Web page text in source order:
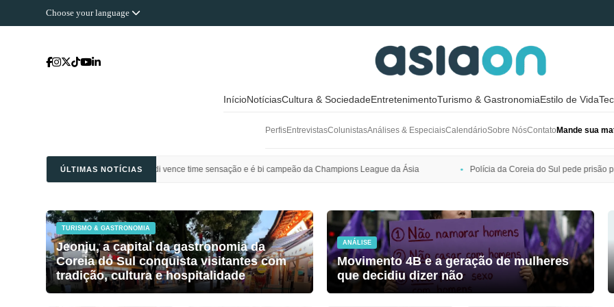
Choose your language
InícioNotíciasCultura & SociedadeEntretenimentoTurismo & GastronomiaEstilo de Vida
PerfisEntrevistasColunistasAnálises & EspeciaisCalendárioSobre NósContato Mande sua
ÚLTIMAS NOTÍCIAS
Al Ahli Saudi vence time sensação e é bi campeão da Champions League da Ásia Polícia da Coreia do Sul pede prisão preventiva de Bang Si-hyuk,
TURISMO & GASTRONOMIA
Jeonju, a capital da gastronomia da
Coreia do Sul conquista visitantes com
tradição, cultura e hospitalidade
ANÁLISE
Movimento 4B e a geração de mulheres
que decidiu dizer não